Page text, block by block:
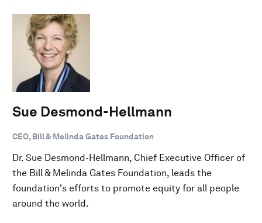
Sue Desmond-Hellmann
CEO, Bill & Melinda Gates Foundation
Dr. Sue Desmond-Hellmann, Chief Executive Officer of
the Bill & Melinda Gates Foundation, leads the
foundation's efforts to promote equity for all people
around the world.